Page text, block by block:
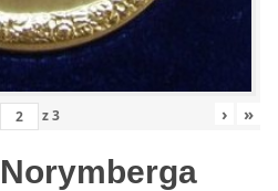
z3 › »